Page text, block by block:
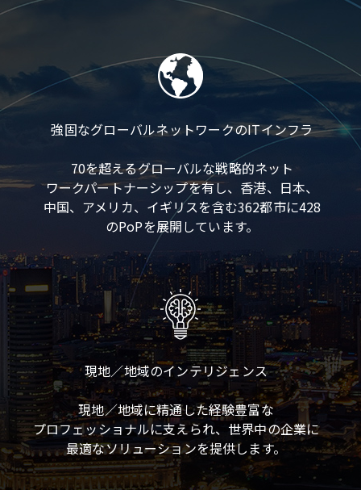
強固なグローバルネットワークのITインフラ
70を超えるグローバルな戦略的ネット
ワークパートナーシップを有し、香港、日本、
中国、アメリカ、イギリスを含む362都市に428
のPoPを展開しています。
現地／地域のインテリジェンス
現地／地域に精通した経験豊富な
プロフェッショナルに支えられ、世界中の企業に
最適なソリューションを提供します。